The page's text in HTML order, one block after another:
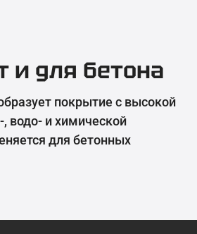
и для бетона
покрытие с высокой
водо- и химической
для бетонных